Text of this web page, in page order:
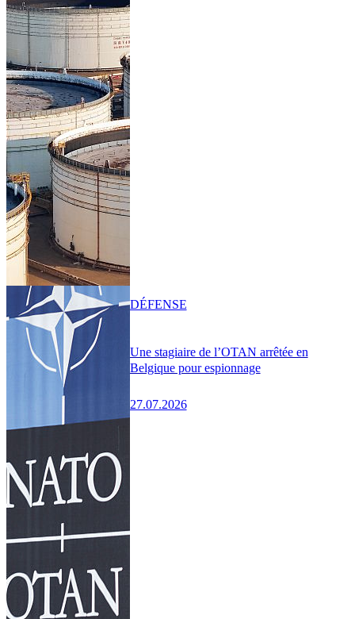
Une stagiaire de l’OTAN arrêtée en
Belgique pour espionnage
27.07.2026
DÉFENSE